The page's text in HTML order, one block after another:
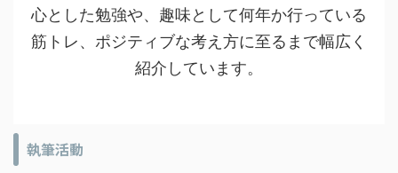
心とした勉強や、趣味として何年か行っている
筋トレ、ポジティブな考え方に至るまで幅広く
紹介しています。
執筆活動